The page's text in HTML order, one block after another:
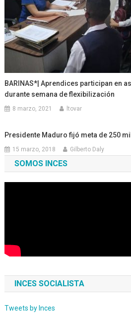
BARINAS*| Aprendices participan en
durante semana de flexibilización
8 marzo, 2021 ltovar
Presidente Maduro fijó meta de 250
15 marzo, 2018 Gilberto Daly
SOMOS INCES
INCES SOCIALISTA
Tweets by Inces